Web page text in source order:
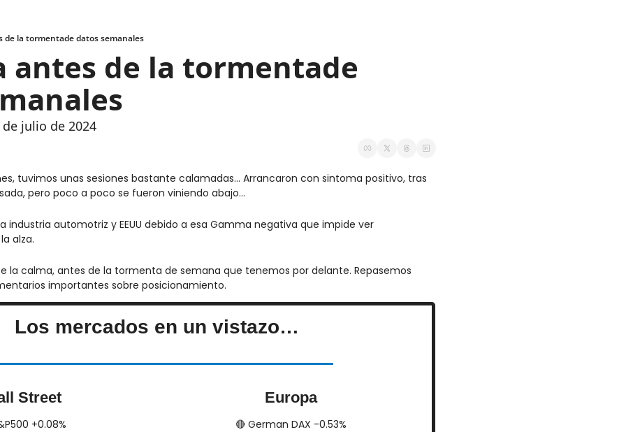
de la tormentade datos semanales
antes de la tormentade
julio de 2024
tuvimos unas sesiones bastante calamadas… Arrancaron con sintoma positivo, tras
pero poco a poco se fueron viniendo abajo…
industria automotriz y EEUU debido a esa Gamma negativa que impide ver
alza.
la calma, antes de la tormenta de semana que tenemos por delante. Repasemos
importantes sobre posicionamiento.
Los mercados en un vistazo…
Street
+0.08%
Europa
🔴​​​​​​ German DAX -0.53%